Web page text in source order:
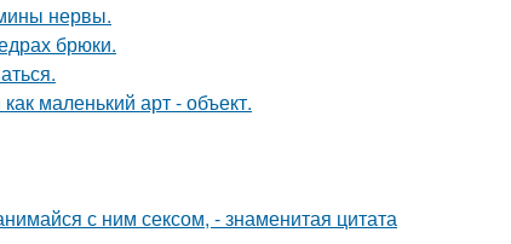
нервы.
брюки.
маленький арт - объект.
с ним сексом, - знаменитая цитата